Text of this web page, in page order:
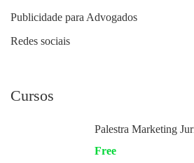
Publicidade para Advogados
Redes sociais
Cursos
Palestra Marketing
Free